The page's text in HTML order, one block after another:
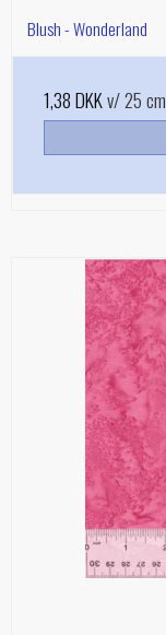
Blush - Wonderland
1,38 DKKv/ 25 cm